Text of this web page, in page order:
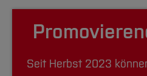
Seit Herbst 2023